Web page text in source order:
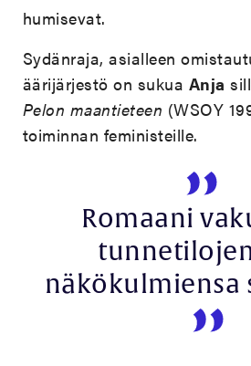
humisevat.
Sydänraja, asialleen
äärijärjestö on sukua Anja
Pelon maantieteen (WSOY
toiminnan feministeille.
Romaani
näkökulmiensa